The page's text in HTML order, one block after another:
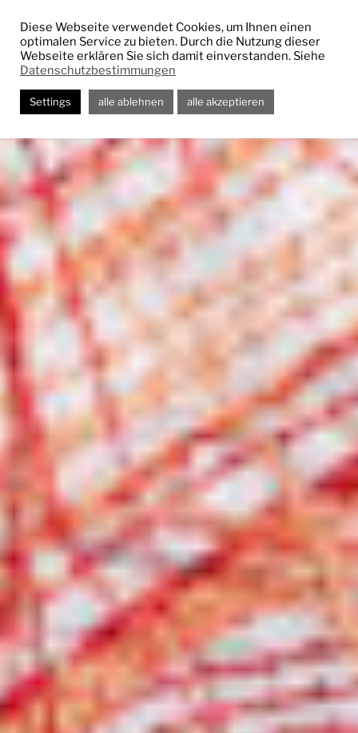
Inhalt
springen
Diese Webseite verwendet Cookies, um Ihnen einen
optimalen Service zu bieten. Durch die Nutzung dieser
Webseite erklären Sie sich damit einverstanden. Siehe
Datenschutzbestimmungen
Settings alle ablehnen alle akzeptieren